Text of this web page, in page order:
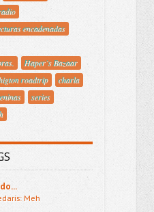
encadenadas
Haper´s Bazaar
roadtrip
charla
series
Meh